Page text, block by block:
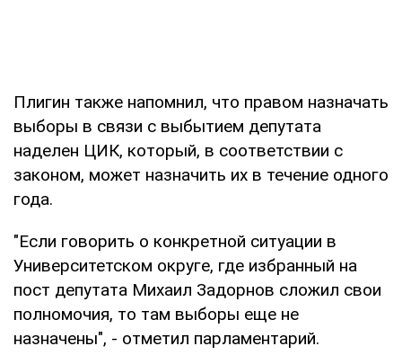
Плигин также напомнил, что правом назначать
выборы в связи с выбытием депутата
наделен ЦИК, который, в соответствии с
законом, может назначить их в течение одного
года.
"Если говорить о конкретной ситуации в
Университетском округе, где избранный на
пост депутата Михаил Задорнов сложил свои
полномочия, то там выборы еще не
назначены", - отметил парламентарий.